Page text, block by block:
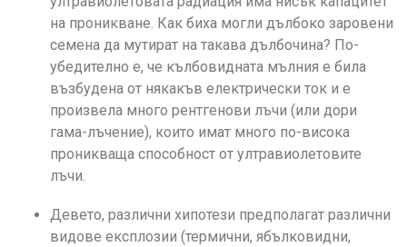
на проникване. Как биха могли дълбоко заровени
семена да мутират на такава дълбочина? По-
убедително е, че кълбовидната мълния е била
възбудена от някакъв електрически ток и е
произвела много рентгенови лъчи (или дори
гама-лъчение), които имат много по-висока
проникваща способност от ултравиолетовите
лъчи.
Девето, различни хипотези предполагат различни
видове експлозии (термични, ябълковидни,